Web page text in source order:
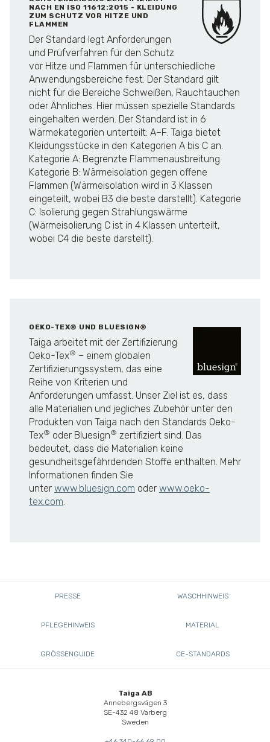
NACH EN ISO 11612:2015 - KLEIDUNG
ZUM SCHUTZ VOR HITZE UND
FLAMMEN
Der Standard legt Anforderungen
und Prüfverfahren für den Schutz
vor Hitze und Flammen für unterschiedliche
Anwendungsbereiche fest. Der Standard gilt
nicht für die Bereiche Schweißen, Rauchtauchen
oder Ähnliches. Hier müssen spezielle Standards
eingehalten werden. Der Standard ist in 6
Wärmekategorien unterteilt: A–F. Taiga bietet
Kleidungsstücke in den Kategorien A bis C an.
Kategorie A: Begrenzte Flammenausbreitung.
Kategorie B: Wärmeisolation gegen offene
Flammen (Wärmeisolation wird in 3 Klassen
eingeteilt, wobei B3 die beste darstellt). Kategorie
C: Isolierung gegen Strahlungswärme
(Wärmeisolierung C ist in 4 Klassen unterteilt,
wobei C4 die beste darstellt).
OEKO-TEX® UND BLUESIGN®
Taiga arbeitet mit der Zertifizierung
Oeko-Tex® – einem globalen
Zertifizierungssystem, das eine
Reihe von Kriterien und
Anforderungen umfasst. Unser Ziel ist es, dass
alle Materialien und jegliches Zubehör unter den
Produkten von Taiga nach den Standards Oeko-
Tex® oder Bluesign® zertifiziert sind. Das
bedeutet, dass die Materialien keine
gesundheitsgefährdenden Stoffe enthalten. Mehr
Informationen finden Sie
unter www.bluesign.com oder www.oeko-
tex.com.
PRESSE WASCHHINWEIS
PFLEGEHINWEIS MATERIAL
GRÖSSENGUIDE CE-STANDARDS
Taiga AB
Annebergsvägen 3
SE-432 48 Varberg
Sweden